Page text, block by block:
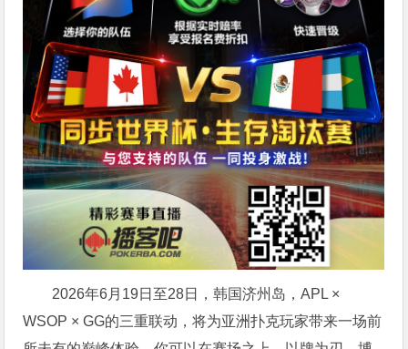
2026年6月19日至28日，韩国济州岛，APL ×
WSOP × GG的三重联动，将为亚洲扑克玩家带来一场前